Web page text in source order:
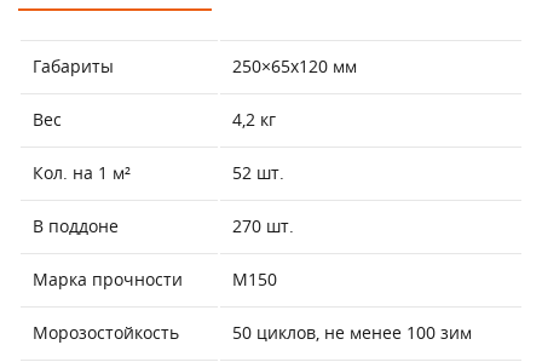
Габариты 250×65x120 мм
Вес 4,2 кг
Кол. на 1 м² 52 шт.
В поддоне 270 шт.
Марка прочности М150
Морозостойкость 50 циклов, не менее 100 зим